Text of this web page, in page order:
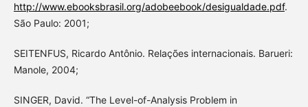
http://www.ebooksbrasil.org/adobeebook/desigualdade.pdf.
São Paulo: 2001;
SEITENFUS, Ricardo Antônio. Relações internacionais. Barueri:
Manole, 2004;
SINGER, David. “The Level-of-Analysis Problem in